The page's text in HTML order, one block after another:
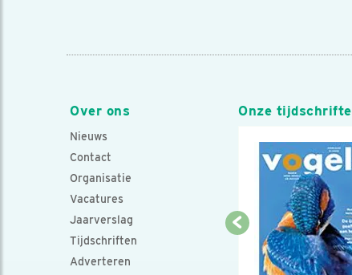
Over ons
Nieuws
Contact
Organisatie
Vacatures
Jaarverslag
Tijdschriften
Adverteren
Onze